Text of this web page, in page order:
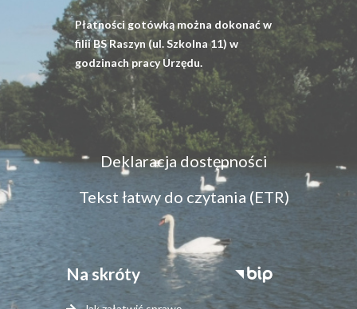
Płatności gotówką można dokonać w
filii BS Raszyn (ul. Szkolna 11) w
godzinach pracy Urzędu.
Menu
dostępność
Deklaracja dostępności
Tekst łatwy do czytania (ETR)
Na skróty
Stopka